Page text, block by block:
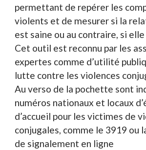
permettant de repérer les
violents et de mesurer si la
est saine ou au contraire, si
Cet outil est reconnu par les
expertes comme d’utilité
lutte contre les violences
Au verso de la pochette sont
numéros nationaux et locaux
d’accueil pour les victimes de
conjugales, comme le 3919 ou
de signalement en ligne